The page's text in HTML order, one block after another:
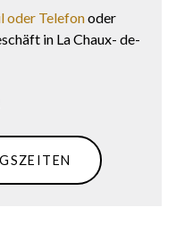
oder Telefonoder
in La Chaux- de-